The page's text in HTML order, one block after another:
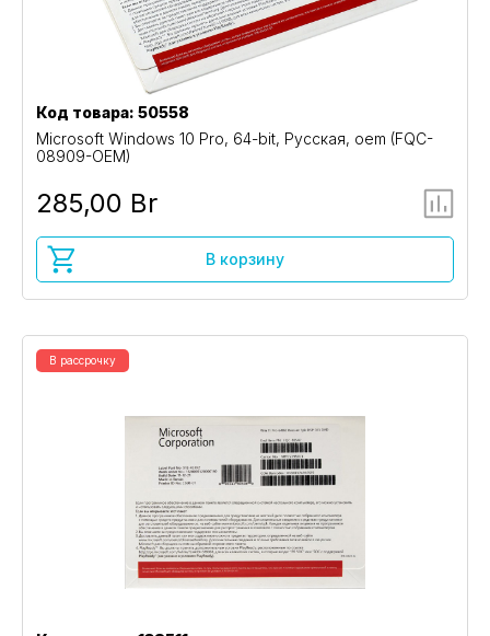
Код товара: 50558
Microsoft Windows 10 Pro, 64-bit, Русская, oem (FQC-
08909-OEM)
285,00 Br
В корзину
В рассрочку